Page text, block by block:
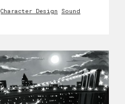
Character Design
Sound